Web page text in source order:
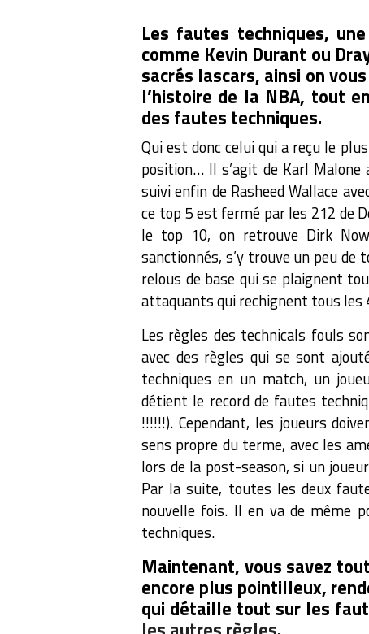
Les fautes techniques,
comme Kevin Durant ou
sacrés lascars, ainsi on
l’histoire de la NBA, tout
des fautes techniques.
Qui est donc celui qui a reçu le
position… Il s’agit de Karl Malone
suivi enfin de Rasheed Wallace
ce top 5 est fermé par les 212 de
le top 10, on retrouve Dirk
sanctionnés, s’y trouve un peu
relous de base qui se plaignent
attaquants qui rechignent tous les
Les règles des technicals fouls
avec des règles qui se sont
techniques en un match, un
détient le record de fautes
!!!!!!). Cependant, les joueurs
sens propre du terme, avec les
lors de la post-season, si un
Par la suite, toutes les deux
nouvelle fois. Il en va de même
techniques.
Maintenant, vous savez
encore plus pointilleux,
qui détaille tout sur les